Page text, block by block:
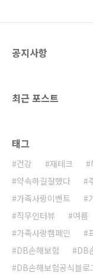
들을 ‘키덜트족’이라고 불
받기도 했습니..
공지사항
최근 포스트
태그
건강 재테크
약속하길잘했다
가족사랑이벤트
직무인터뷰
여름
가족사랑캠페인
DB손해보험
DB
DB손해보험공식블로